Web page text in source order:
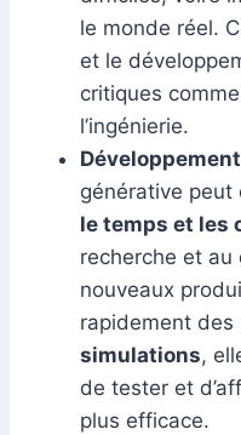
le monde réel.
et le
critiques
l’ingénierie.
générative peut
le temps et les
recherche et
nouveaux
rapidement des
simulations,
de tester et
plus efficace.